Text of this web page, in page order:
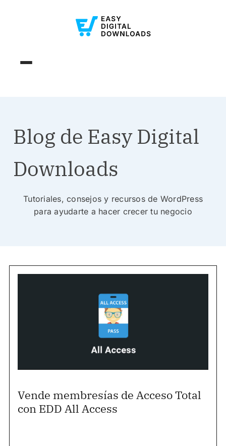
Blog de Easy Digital
Downloads
Tutoriales, consejos y recursos de WordPress
para ayudarte a hacer crecer tu negocio
Vende membresías de Acceso Total
con EDD All Access